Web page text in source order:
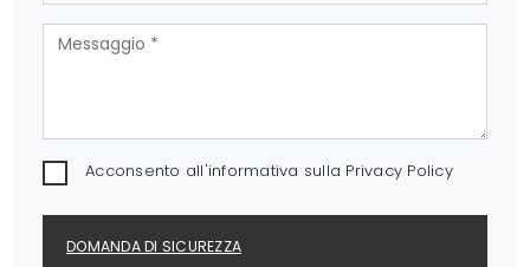
Acconsento all'informativa sulla Privacy Policy
DOMANDA DI SICUREZZA